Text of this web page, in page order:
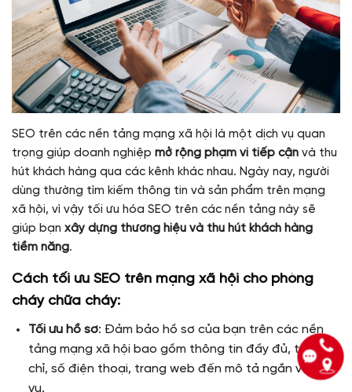
SEO trên các nền tảng mạng xã hội là một dịch vụ quan
trọng giúp doanh nghiệp mở rộng phạm vi tiếp cận và thu
hút khách hàng qua các kênh khác nhau. Ngày nay, người
dùng thường tìm kiếm thông tin và sản phẩm trên mạng
xã hội, vì vậy tối ưu hóa SEO trên các nền tảng này sẽ
giúp bạn xây dựng thương hiệu và thu hút khách hàng
tiềm năng.
Cách tối ưu SEO trên mạng xã hội cho phòng
cháy chữa cháy:
Tối ưu hồ sơ: Đảm bảo hồ sơ của bạn trên các nền
tảng mạng xã hội bao gồm thông tin đầy đủ, từ địa
chỉ, số điện thoại, trang web đến mô tả ngắn về dịch
vụ.